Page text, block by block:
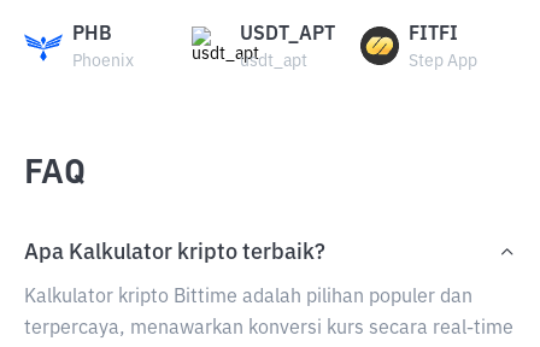
PHB
Phoenix
USDT_APT
usdt_apt
FITFI
Step App
FAQ
Apa Kalkulator kripto terbaik?
Kalkulator kripto Bittime adalah pilihan populer dan
terpercaya, menawarkan konversi kurs secara real-time